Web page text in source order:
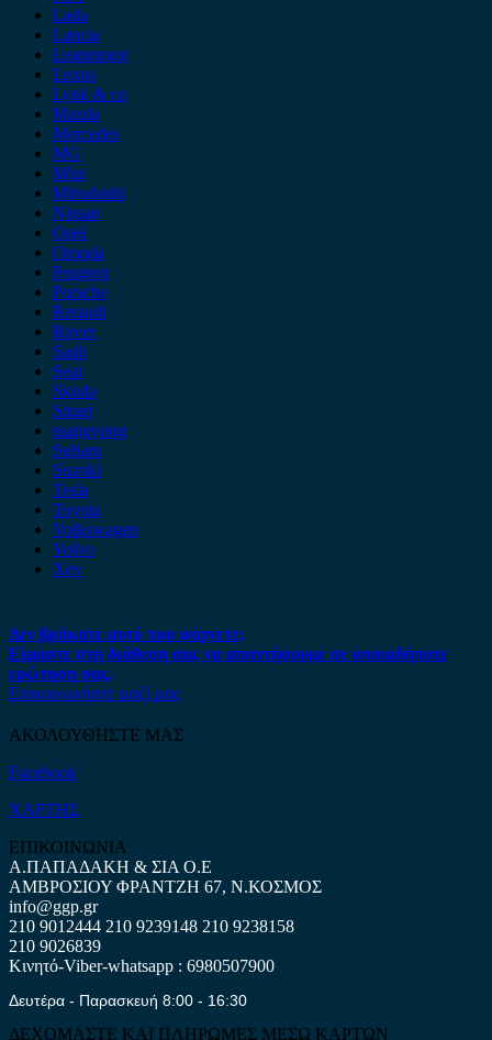
Lada
Lancia
Leapmotor
Lexus
Lynk & co
Mazda
Mercedes
MG
Mini
Mitsubishi
Nissan
Opel
Omoda
Peugeot
Porsche
Renault
Rover
Saab
Seat
Skoda
Smart
ssangyong
Subaru
Suzuki
Tesla
Toyota
Volkswagen
Volvo
Xev
Δεν βρήκατε αυτό που ψάχνετε;
Είμαστε στη διάθεση σας να απαντήσουμε σε οποιαδήποτε
ερώτηση σας.
Επικοινωνήστε μαζί μας
ΑΚΟΛΟΥΘΗΣΤΕ ΜΑΣ
Facebook
ΧΑΡΤΗΣ
ΕΠΙΚΟΙΝΩΝΙΑ
Α.ΠΑΠΑΔΑΚΗ & ΣΙΑ Ο.Ε
ΑΜΒΡΟΣΙΟΥ ΦΡΑΝΤΖΗ 67, Ν.ΚΟΣΜΟΣ
info@ggp.gr
210 9012444 210 9239148 210 9238158
210 9026839
Κινητό-Viber-whatsapp : 6980507900
Δευτέρα - Παρασκευή 8:00 - 16:30
ΔΕΧΟΜΑΣΤΕ ΚΑΙ ΠΛΗΡΩΜΕΣ ΜΕΣΩ ΚΑΡΤΩΝ